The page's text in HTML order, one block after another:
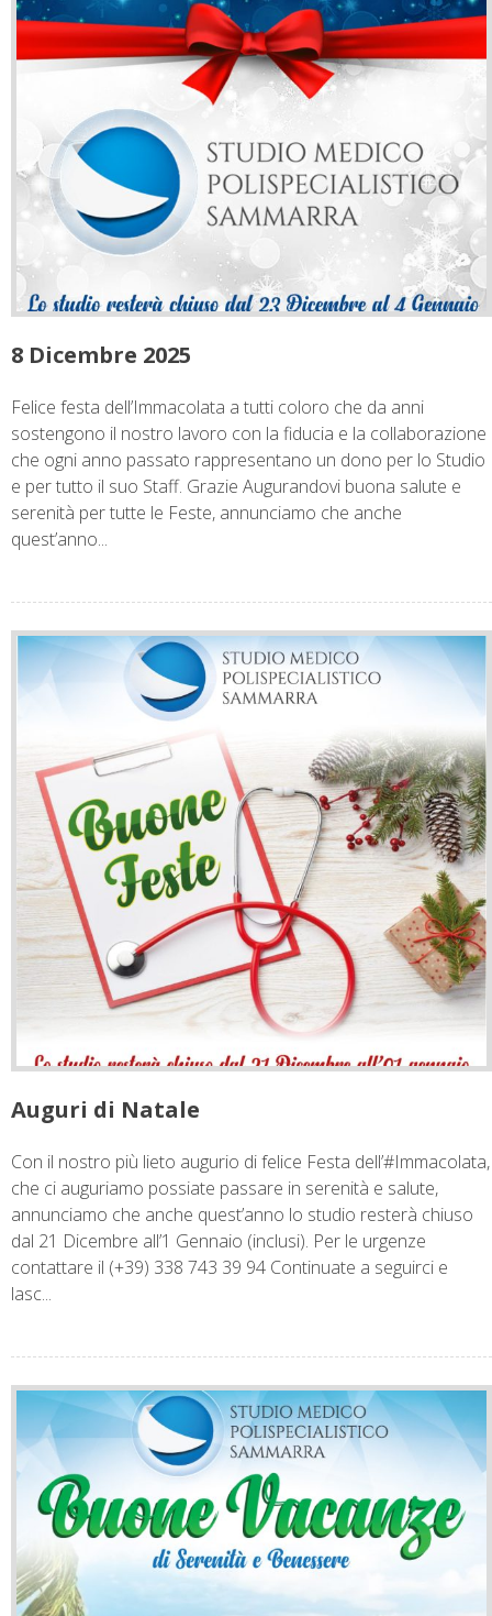
8 Dicembre 2025
Felice festa dell’Immacolata a tutti coloro che da anni
sostengono il nostro lavoro con la fiducia e la collaborazione
che ogni anno passato rappresentano un dono per lo Studio
e per tutto il suo Staff. Grazie Augurandovi buona salute e
serenità per tutte le Feste, annunciamo che anche
quest’anno...
Auguri di Natale
Con il nostro più lieto augurio di felice Festa dell’#Immacolata,
che ci auguriamo possiate passare in serenità e salute,
annunciamo che anche quest’anno lo studio resterà chiuso
dal 21 Dicembre all’1 Gennaio (inclusi). Per le urgenze
contattare il (+39) 338 743 39 94 Continuate a seguirci e
lasc...